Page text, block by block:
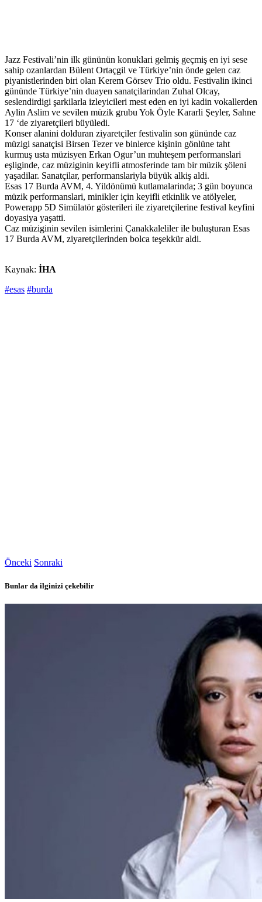
Jazz Festivali’nin ilk gününün konuklari gelmiş geçmiş en iyi sese
sahip ozanlardan Bülent Ortaçgil ve Türkiye’nin önde gelen caz
piyanistlerinden biri olan Kerem Görsev Trio oldu. Festivalin ikinci
gününde Türkiye’nin duayen sanatçilarindan Zuhal Olcay,
seslendirdigi şarkilarla izleyicileri mest eden en iyi kadin vokallerden
Aylin Aslim ve sevilen müzik grubu Yok Öyle Kararli Şeyler, Sahne
17 ‘de ziyaretçileri büyüledi.
Konser alanini dolduran ziyaretçiler festivalin son gününde caz
müzigi sanatçisi Birsen Tezer ve binlerce kişinin gönlüne taht
kurmuş usta müzisyen Erkan Ogur’un muhteşem performanslari
eşliginde, caz müziginin keyifli atmosferinde tam bir müzik şöleni
yaşadilar. Sanatçilar, performanslariyla büyük alkiş aldi.
Esas 17 Burda AVM, 4. Yildönümü kutlamalarinda; 3 gün boyunca
müzik performanslari, minikler için keyifli etkinlik ve atölyeler,
Powerapp 5D Simülatör gösterileri ile ziyaretçilerine festival keyfini
doyasiya yaşatti.
Caz müziginin sevilen isimlerini Çanakkaleliler ile buluşturan Esas
17 Burda AVM, ziyaretçilerinden bolca teşekkür aldi.
Kaynak: İHA
#esas #burda
Önceki Sonraki
Bunlar da ilginizi çekebilir